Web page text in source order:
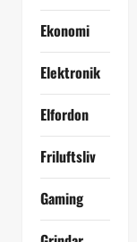
Ekonomi
Elektronik
Elfordon
Friluftsliv
Gaming